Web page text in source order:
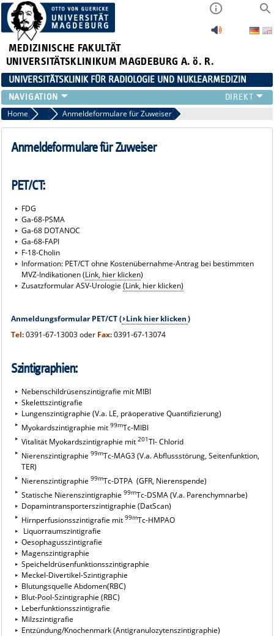
MEDIZINISCHE FAKULTÄT
UNIVERSITÄTSKLINIKUM MAGDEBURG A. ö. R.
UNIVERSITÄTSKLINIK FÜR RADIOLOGIE UND NUKLEARMEDIZIN
RADIOLOGIE
NUKLEARMEDIZIN
MIKROTHERAPIE
FORSCHUNG UND STUDIEN
Home Nuklearmedizin
Anmeldeformulare für Zuweiser
Anmeldeformulare für Zuweiser
PET/CT:
FDG
Ga-68-PSMA
Ga-68 DOTANOC
Ga-68-FAPI
F-18-Cholin
Information: PET/CT ohne Kostenübernahme-Antrag bei bestimmten
MVZ-Indikationen (Link, hier klicken)
Zusatzformular ASV-Urologie(Link, hier klicken)
Anmeldungsformular PET/CT ( Link hier klicken)
Tel:0391-67-13003 oder Fax:0391-67-13074
Szintigraphien:
Nebenschildrüsenszintigrafie mit MIBI
Skelettszintigrafie
Lungenszintigraphie (V.a. LE, präoperative Quantifizierung)
Myokardszintigraphie mit99mTc-MIBI
Vitalität Myokardszintigraphie mit201Tl- Chlorid
Nierenszintigraphie99mTc-MAG3 (V.a. Abflussstörung, Seitenfunktion,
TER)
Nierenszintigraphie99mTc-DTPA (GFR, Nierenspende)
Statische Nierenszintigraphie99mTc-DSMA (V.a. Parenchymnarbe)
Dopamintransporterszintigraphie (DatScan)
Hirnperfusionsszintigrafie mit99mTc-HMPAO
Liquorraumszintigrafie
Oesophagusszintigrafie
Magenszintigraphie
Speicheldrüsenfunktionsszintigraphie
Meckel-Divertikel-Szintigraphie
Blutungsquelle Abdomen(RBC)
Blut-Pool-Szintigraphie (RBC)
Leberfunktionsszintigrafie
Milzszintigrafie
Entzündung/Knochenmark (Antigranulozytenszintigraphie)